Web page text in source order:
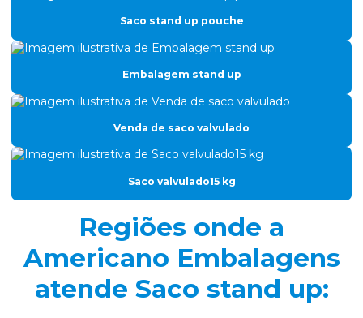
Filme gofrado para perfil de alumínio
Filme para leites e derivados
Filme nylon poli para congelados
Filme plástico sr coex
Filme termoencolhivel para vácuo
Filmes laminados
Filmes plásticos para congelados
Saco stand up pouche
Embalagem stand up
Venda de saco valvulado
Saco valvulado15 kg
Regiões onde a
Americano Embalagens
atende Saco stand up: